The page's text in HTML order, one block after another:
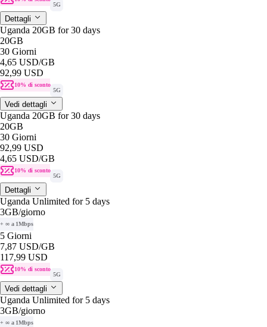
5G
Dettagli
Uganda 20GB for 30 days
20GB
30 Giorni
4,65 USD/GB
92,99 USD
10% di sconto
5G
Vedi dettagli
Uganda 20GB for 30 days
20GB
30 Giorni
92,99 USD
4,65 USD/GB
10% di sconto
5G
Dettagli
Uganda Unlimited for 5 days
3GB/giorno
+ ∞ a 1Mbps
5 Giorni
7,87 USD/GB
117,99 USD
10% di sconto
5G
Vedi dettagli
Uganda Unlimited for 5 days
3GB/giorno
+ ∞ a 1Mbps